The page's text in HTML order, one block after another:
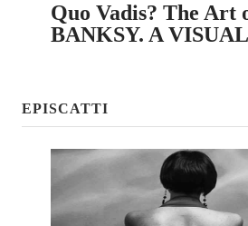
Quo Vadis? The Art
BANKSY. A
EPISCATTI